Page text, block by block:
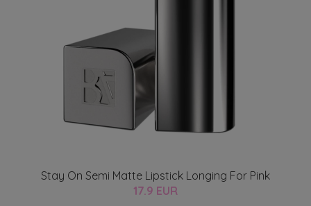
Stay On Semi Matte Lipstick Longing For Pink
17.9 EUR